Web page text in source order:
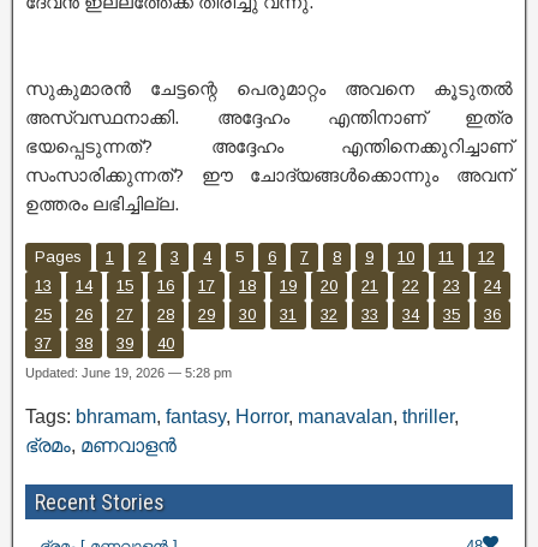
സുകുമാരൻ ചേട്ടന്റെ പെരുമാറ്റം അവനെ കൂടുതൽ
അസ്വസ്ഥനാക്കി. അദ്ദേഹം എന്തിനാണ് ഇത്ര
ഭയപ്പെടുന്നത്? അദ്ദേഹം എന്തിനെക്കുറിച്ചാണ്
സംസാരിക്കുന്നത്? ഈ ചോദ്യങ്ങൾക്കൊന്നും അവന്
ഉത്തരം ലഭിച്ചില്ല.
Pages 1 2 3 4 5 6 7 8 9 10 11
12
13
14 15 16 17 18 19 20 21 22 23
24
25
26 27 28 29 30 31 32 33 34 35
36
37
38 39 40
Updated: June 19, 2026 — 5:28 pm
Tags: bhramam, fantasy, Horror, manavalan, thriller,
ഭ്രമം, മണവാളൻ
Recent Stories